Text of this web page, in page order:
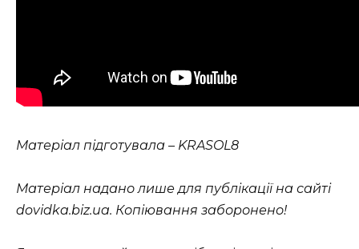
Матеріал підготувала – KRASOL8
Матеріал надано лише для публікації на сайті
dovidka.biz.ua. Копіювання заборонено!